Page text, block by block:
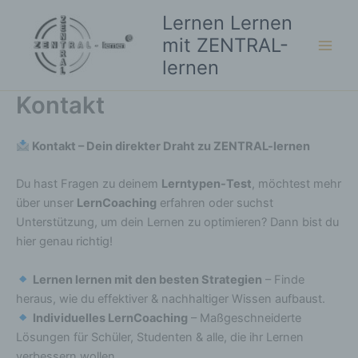
springen
Lernen Lernen
mit ZENTRAL-
lernen
Kontakt
Kontakt – Dein direkter Draht zu ZENTRAL-lernen
Du hast Fragen zu deinem Lerntypen-Test, möchtest mehr
über unser LernCoaching erfahren oder suchst
Unterstützung, um dein Lernen zu optimieren? Dann bist du
hier genau richtig!
Lernen lernen mit den besten Strategien – Finde
heraus, wie du effektiver & nachhaltiger Wissen aufbaust.
Individuelles LernCoaching – Maßgeschneiderte
Lösungen für Schüler, Studenten & alle, die ihr Lernen